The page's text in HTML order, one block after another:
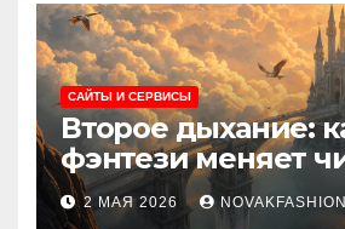
САЙТЫ И СЕРВИСЫ
Второе дыхание:
фэнтези меняет
культуру
2 МАЯ 2026 NOVAKFASHION